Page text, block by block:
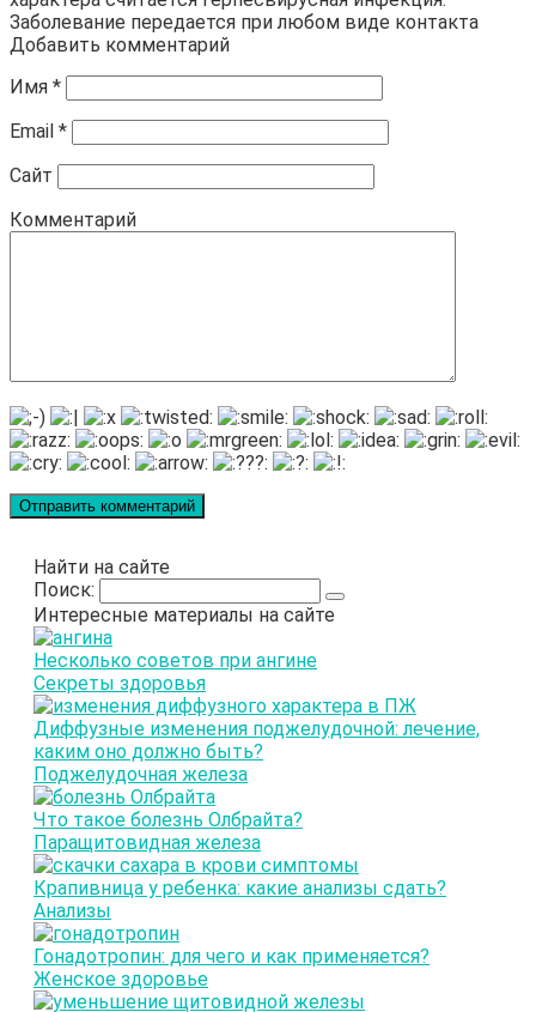
Заболевание передается при любом виде контакта
Добавить комментарий
Имя *
Email *
Сайт
Комментарий
Найти на сайте
Поиск:
Интересные материалы на сайте
Несколько советов при ангине
Секреты здоровья
Диффузные изменения поджелудочной: лечение,
каким оно должно быть?
Поджелудочная железа
Что такое болезнь Олбрайта?
Паращитовидная железа
Крапивница у ребенка: какие анализы сдать?
Анализы
Гонадотропин: для чего и как применяется?
Женское здоровье